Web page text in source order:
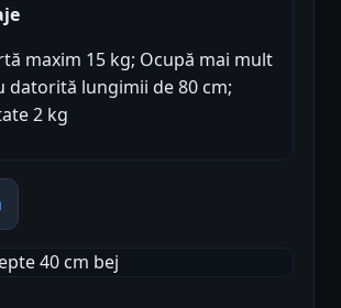
maxim 15 kg; Ocupă mai mult
datorită lungimii de 80 cm;
2 kg